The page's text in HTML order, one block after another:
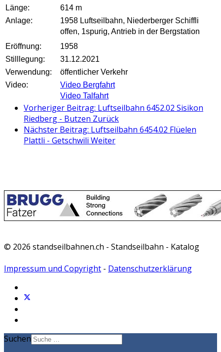
Länge:
614 m
Anlage:
1958 Luftseilbahn, Niederberger Schiffli
offen, 1spurig, Antrieb in der Bergstation
Eröffnung:
1958
Stilllegung:
31.12.2021
Verwendung:
öffentlicher Verkehr
Video:
Video Bergfahrt
Video Talfahrt
Vorheriger Beitrag: Luftseilbahn 6452.02 Sisikon
Riedberg - Butzen Zurück
Nächster Beitrag: Luftseilbahn 6454.02 Flüelen
Plattli - Getschwili Weiter
© 2026 standseilbahnen.ch - Standseilbahn - Katalog
Impressum und Copyright - Datenschutzerklärung
Suchen